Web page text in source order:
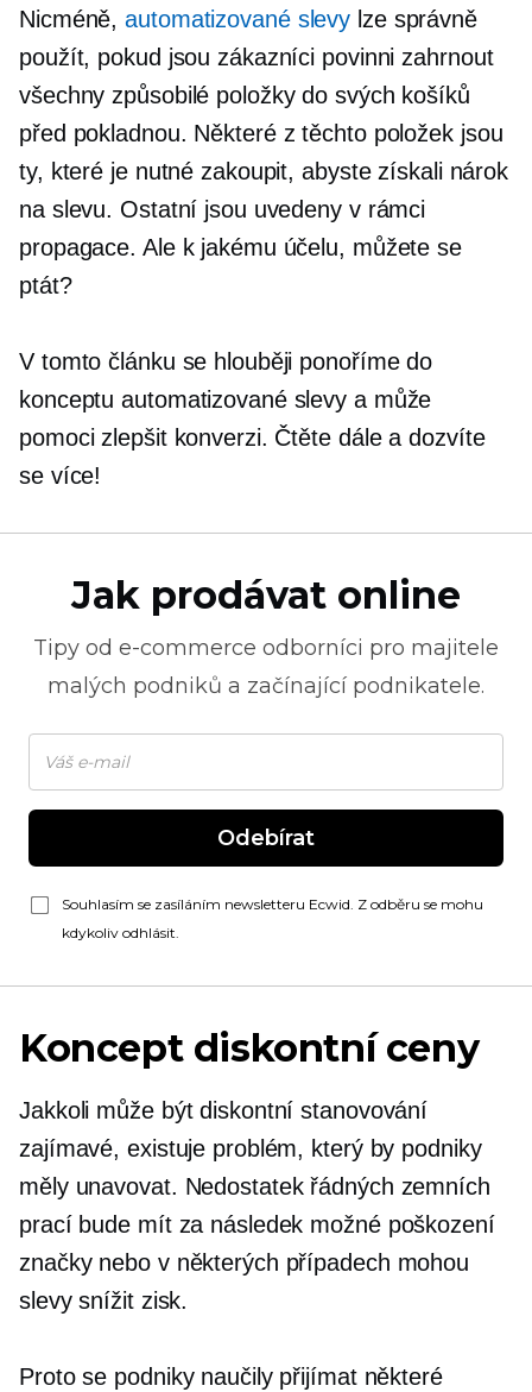
Nicméně,automatizované slevy lze správně
použít, pokud jsou zákazníci povinni zahrnout
všechny způsobilé položky do svých košíků
před pokladnou. Některé z těchto položek jsou
ty, které je nutné zakoupit, abyste získali nárok
na slevu. Ostatní jsou uvedeny v rámci
propagace. Ale k jakému účelu, můžete se
ptát?
V tomto článku se hlouběji ponoříme do
konceptu automatizované slevy a může
pomoci zlepšit konverzi. Čtěte dále a dozvíte
se více!
Jak prodávat online
Tipy od e-commerce odborníci pro majitele
malých podniků a začínající podnikatele.
Odebírat
Souhlasím se zasíláním newsletteru Ecwid. Z odběru se mohu
kdykoliv odhlásit.
Koncept diskontní ceny
Jakkoli může být diskontní stanovování
zajímavé, existuje problém, který by podniky
měly unavovat. Nedostatek řádných zemních
prací bude mít za následek možné poškození
značky nebo v některých případech mohou
slevy snížit zisk.
Proto se podniky naučily přijímat některé